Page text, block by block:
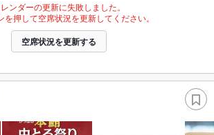
ンダーの更新に失敗しました。
を押して空席状況を更新してください。
空席状況を更新する